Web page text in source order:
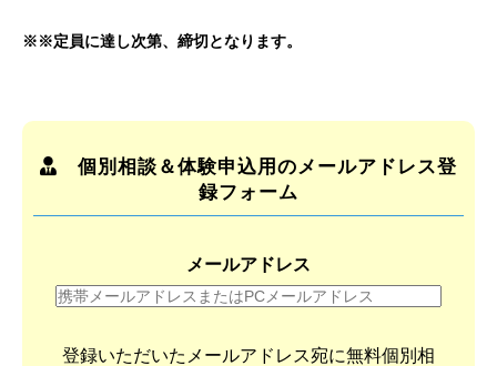
※※定員に達し次第、締切となります。
個別相談＆体験申込用のメールアドレス登
録フォーム
メールアドレス
登録いただいたメールアドレス宛に無料個別相